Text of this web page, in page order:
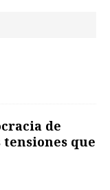
de
tensiones que